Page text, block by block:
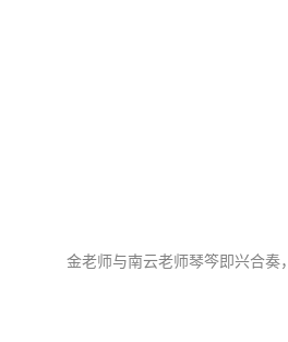
金老师与南云老师琴笒即兴合奏